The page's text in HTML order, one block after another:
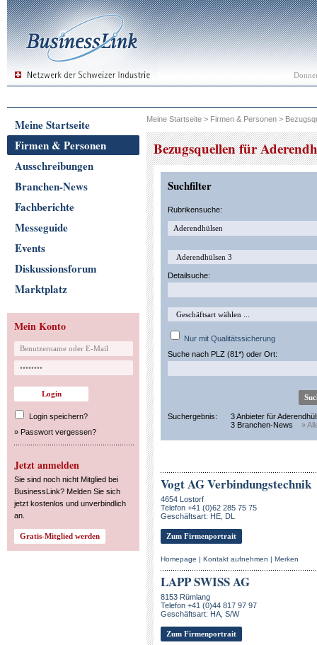
Meine Startseite
Firmen & Personen
Ausschreibungen
Branchen-News
Fachberichte
Messeguide
Events
Diskussionsforum
Marktplatz
Mein Konto
Login speichern?
» Passwort vergessen?
Jetzt anmelden
Sie sind noch nicht Mitglied bei
BusinessLink? Melden Sie sich
jetzt kostenlos und unverbindlich
an.
Meine Startseite > Firmen & Personen >
Bezugsquellen für
Suchfilter
Rubrikensuche:
Detailsuche:
Nur mit Qualitätssicherung
Suche nach PLZ (81*) oder Ort:
Suchergebnis:
3 Anbieter für
3 Branchen-News
»
Vogt AG Verbindungstechnik
4654 Lostorf
Telefon +41 (0)62 285 75 75
Geschäftsart: HE, DL
Zum Firmenportrait
Homepage | Kontakt aufnehmen | Merken
LAPP SWISS AG
8153 Rümlang
Telefon +41 (0)44 817 97 97
Geschäftsart: HA, S/W
Zum Firmenportrait